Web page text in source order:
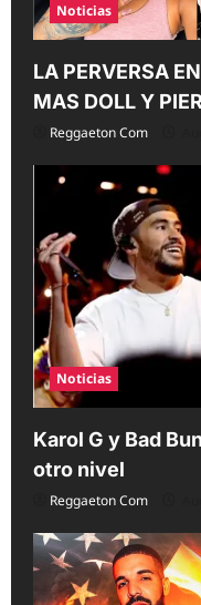
Noticias
LA PERVERSA
MAS DOLL Y
Reggaeton Com
Noticias
Karol G y Bad
otro nivel
Reggaeton Com